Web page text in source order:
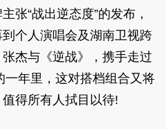
张“战出逆态度”的发布，
个人演唱会及湖南卫视跨
杰与《逆战》，携手走过
一年里，这对搭档组合又将
得所有人拭目以待!